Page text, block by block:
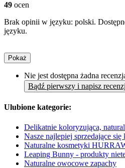
49 ocen
Brak opinii w języku: polski.
języku.
Pokaż
Nie jest dostępna żadna
Bądź pierwszy i napisz
Ulubione kategorie:
Delikatnie koloryzująca,
Nasze najlepiej sprzedające
Naturalne kosmetyki
Leaping Bunny - produkty
Naturalne owocowe zapachy